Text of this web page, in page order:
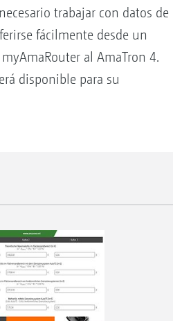
trabajar con datos de
fácilmente desde un
al AmaTron 4.
disponible para su